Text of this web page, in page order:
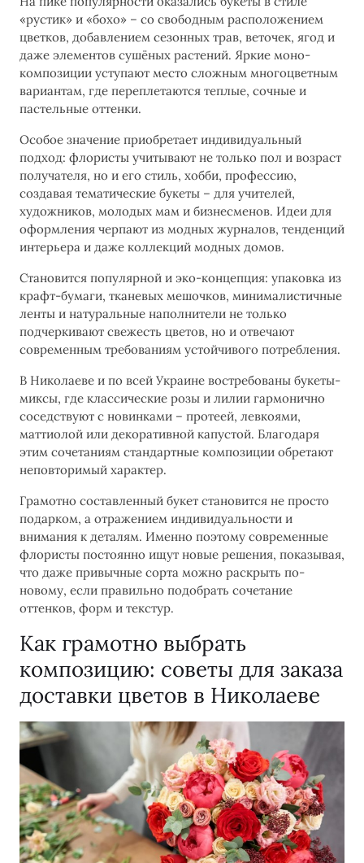
«рустик» и «бохо» – со свободным расположением
цветков, добавлением сезонных трав, веточек, ягод и
даже элементов сушёных растений. Яркие моно-
композиции уступают место сложным многоцветным
вариантам, где переплетаются теплые, сочные и
пастельные оттенки.
Особое значение приобретает индивидуальный
подход: флористы учитывают не только пол и возраст
получателя, но и его стиль, хобби, профессию,
создавая тематические букеты – для учителей,
художников, молодых мам и бизнесменов. Идеи для
оформления черпают из модных журналов, тенденций
интерьера и даже коллекций модных домов.
Становится популярной и эко-концепция: упаковка из
крафт-бумаги, тканевых мешочков, минималистичные
ленты и натуральные наполнители не только
подчеркивают свежесть цветов, но и отвечают
современным требованиям устойчивого потребления.
В Николаеве и по всей Украине востребованы букеты-
миксы, где классические розы и лилии гармонично
соседствуют с новинками – протеей, левкоями,
маттиолой или декоративной капустой. Благодаря
этим сочетаниям стандартные композиции обретают
неповторимый характер.
Грамотно составленный букет становится не просто
подарком, а отражением индивидуальности и
внимания к деталям. Именно поэтому современные
флористы постоянно ищут новые решения, показывая,
что даже привычные сорта можно раскрыть по-
новому, если правильно подобрать сочетание
оттенков, форм и текстур.
Как грамотно выбрать
композицию: советы для заказа
доставки цветов в Николаеве